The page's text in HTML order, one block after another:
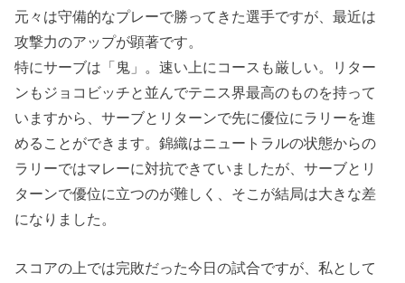
元々は守備的なプレーで勝ってきた選手ですが、最近は
攻撃力のアップが顕著です。
特にサーブは「鬼」。速い上にコースも厳しい。リター
ンもジョコビッチと並んでテニス界最高のものを持って
いますから、サーブとリターンで先に優位にラリーを進
めることができます。錦織はニュートラルの状態からの
ラリーではマレーに対抗できていましたが、サーブとリ
ターンで優位に立つのが難しく、そこが結局は大きな差
になりました。
スコアの上では完敗だった今日の試合ですが、私として